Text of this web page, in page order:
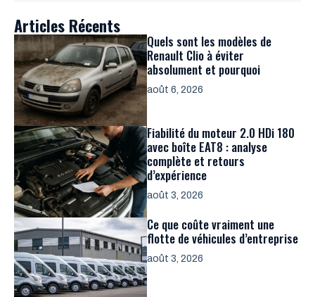
Articles Récents
Quels sont les modèles de
Renault Clio à éviter
absolument et pourquoi
août 6, 2026
Fiabilité du moteur 2.0 HDi 180
avec boîte EAT8 : analyse
complète et retours
d’expérience
août 3, 2026
Ce que coûte vraiment une
flotte de véhicules d’entreprise
août 3, 2026